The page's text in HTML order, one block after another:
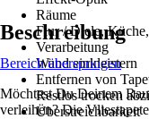
Räume
Flur / Diele,
Verarbeitung
Wand einkleistern
Entfernen von
Restlos trocken
Überstreichbarkeit
Beschreibung
Bereich überspringen
Möchtest Du Deinem
verleihen? Die